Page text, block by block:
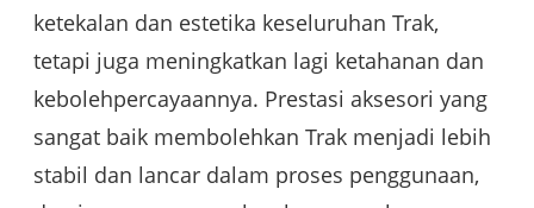
ketekalan dan estetika keseluruhan Trak,
tetapi juga meningkatkan lagi ketahanan dan
kebolehpercayaannya. Prestasi aksesori yang
sangat baik membolehkan Trak menjadi lebih
stabil dan lancar dalam proses penggunaan,